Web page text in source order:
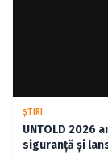
ŞTIRI
UNTOLD 2026
siguranță și